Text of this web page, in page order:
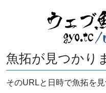
魚拓が見つかり
そのURLと日時で魚拓を